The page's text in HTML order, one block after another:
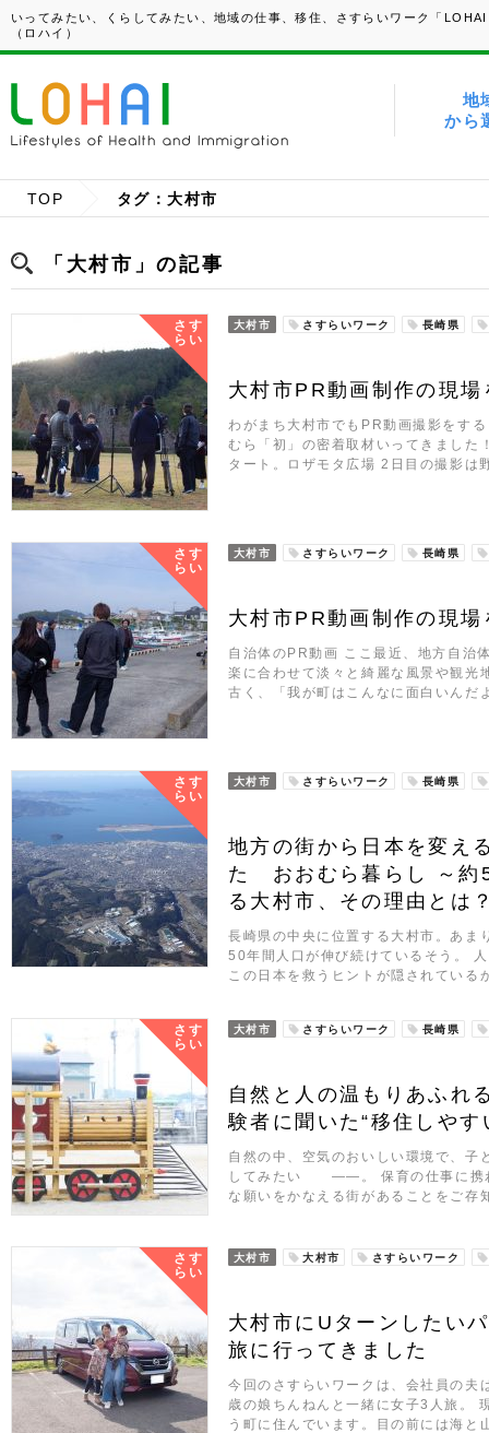
いってみたい、くらしてみたい、地域の仕事、移住、さすらいワーク「
（ロハイ）
地
から
TOP タグ：大村市
「大村市」の記事
さす
らい
大村市 さすらいワーク 長崎県
大村市PR動画制作の現
わがまち大村市でもPR動画撮影をす
むら「初」の密着取材いってきました
タート。ロザモタ広場 2日目の撮影
さす
らい
大村市 さすらいワーク 長崎県
大村市PR動画制作の現
自治体のPR動画 ここ最近、地方自治
楽に合わせて淡々と綺麗な風景や観
古く、「我が町はこんなに面白いん
さす
らい
大村市 さすらいワーク 長崎県
地方の街から日本を変え
た おおむら暮らし ～約
る大村市、その理由とは
長崎県の中央に位置する大村市。あま
50年間人口が伸び続けているそう。
この日本を救うヒントが隠されてい
さす
らい
大村市 さすらいワーク 長崎県
自然と人の温もりあふれ
験者に聞いた“移住しや
自然の中、空気のおいしい環境で、子
してみたい ――。 保育の仕事に携
な願いをかなえる街があることをご
さす
らい
大村市 大村市 さすらいワーク
大村市にUターンしたい
旅に行ってきました
今回のさすらいワークは、会社員の夫
歳の娘ちんねんと一緒に女子3人旅。
う町に住んでいます。目の前には海